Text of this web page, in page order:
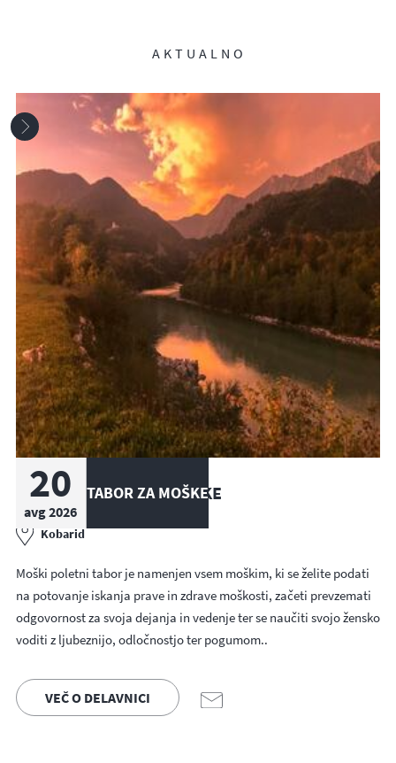
AKTUALNO
20
avg 2026
TABOR ZA MOŠKE
POLETNI TABOR ZA MOŠKE
Kobarid
Moški poletni tabor je namenjen vsem moškim, ki se želite podati
na potovanje iskanja prave in zdrave moškosti, začeti prevzemati
odgovornost za svoja dejanja in vedenje ter se naučiti svojo žensko
voditi z ljubeznijo, odločnostjo ter pogumom..
VEČ O DELAVNICI